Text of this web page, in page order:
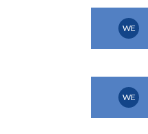
WE
WE